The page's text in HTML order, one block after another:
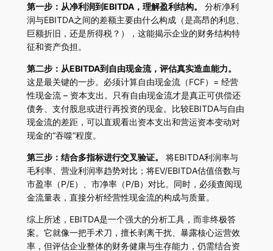
第一步：从净利润到EBITDA，理解盈利结构。
分析净利
润与EBITDA之间的差额主要由什么构成（是高昂的利息、
巨额折旧，还是所得税？），这能揭示企业的财务结构特
征和资产负担。
第二步：从EBITDA到自由现金流，评估真实造血能力。
这是最关键的一步。必须计算自由现金流（FCF）= 经营
性现金流 – 资本支出。只有自由现金流才是真正可供偿还
债务、支付股息或进行再投资的现金。比较EBITDA与自由
现金流的差距，可以直观看出资本支出和营运资本变动对
现金的“吞噬”程度。
第三步：结合多指标进行交叉验证。
将EBITDA利润率与
毛利率、营业利润率趋势对比；将EV/EBITDA估值倍数与
市盈率（P/E）、市净率（P/B）对比。同时，必须查阅现
金流量表，直接分析经营性现金流的构成与质量。
综上所述，EBITDA是一个强大的分析工具，而非终极答
案。它就像一把手术刀，擅长剥离干扰、暴露核心运营效
率，但评估企业整体的财务健康与生存能力，仍需结合资